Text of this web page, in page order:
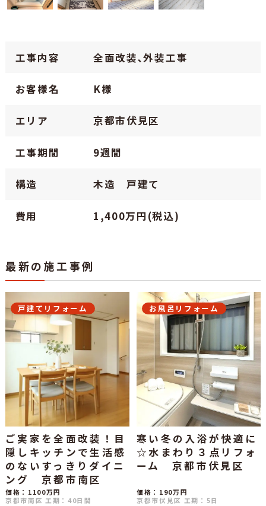
工事内容 全面改装､外装工事
お客様名 K様
エリア 京都市伏見区
工事期間 9週間
構造 木造 戸建て
費用 1,400万円(税込)
最新の施工事例
戸建てリフォーム
ご実家を全面改装！目
隠しキッチンで生活感
のないすっきりダイニ
ング 京都市南区
価格：1100万円
京都市南区 工期：40日間
お風呂リフォーム
寒い冬の入浴が快適に
☆水まわり３点リフォ
ーム 京都市伏見区
価格：190万円
京都市伏見区 工期：5日